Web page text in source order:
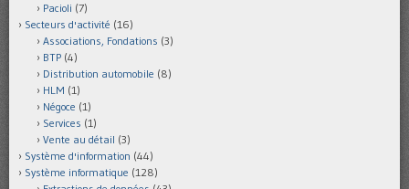
Pacioli (7)
Secteurs d'activité (16)
Associations, Fondations (3)
BTP (4)
Distribution automobile (8)
HLM (1)
Négoce (1)
Services (1)
Vente au détail (3)
Système d'information (44)
Système informatique (128)